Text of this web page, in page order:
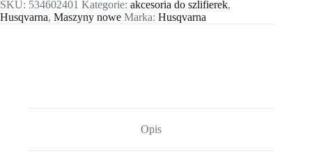
SKU: 534602401 Kategorie: akcesoria do szlifierek,
Husqvarna, Maszyny nowe Marka: Husqvarna
Opis